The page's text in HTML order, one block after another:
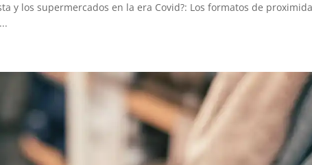
y los supermercados en la era Covid?: Los formatos de